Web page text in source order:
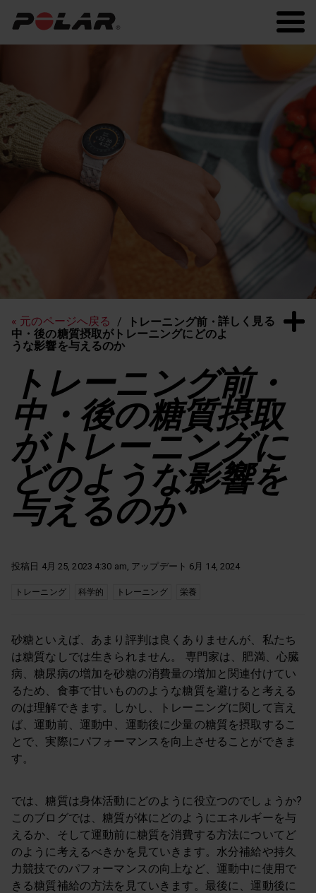
Polar Flow
詳しく見る
« 元のページへ戻る
トレーニング前・
中・後の糖質摂取がトレーニングにどのよ
うな影響を与えるのか
トレーニング前・
中・後の糖質摂取
がトレーニングに
どのような影響を
与えるのか
投稿日 4月 25, 2023 4:30 am, アップデート 6月 14, 2024
トレーニング 科学的 トレーニング 栄養
砂糖といえば、あまり評判は良くありませんが、私たち
は糖質なしでは生きられません。 専門家は、肥満、心臓
病、糖尿病の増加を砂糖の消費量の増加と関連付けてい
るため、食事で甘いもののような糖質を避けると考える
のは理解できます。しかし、トレーニングに関して言え
ば、運動前、運動中、運動後に少量の糖質を摂取するこ
とで、実際にパフォーマンスを向上させることができま
す。
では、糖質は身体活動にどのように役立つのでしょうか?
このブログでは、糖質が体にどのようにエネルギーを与
えるか、そして運動前に糖質を消費する方法についてど
のように考えるべきかを見ていきます。水分補給や持久
力競技でのパフォーマンスの向上など、運動中に使用で
きる糖質補給の方法を見ていきます。最後に、運動後に